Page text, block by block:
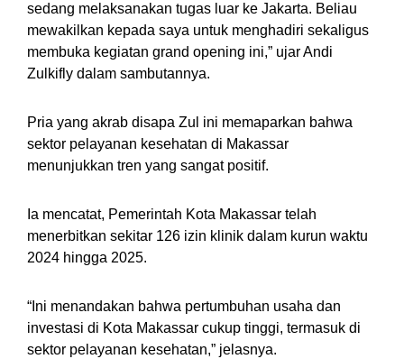
sedang melaksanakan tugas luar ke Jakarta. Beliau
mewakilkan kepada saya untuk menghadiri sekaligus
membuka kegiatan grand opening ini,” ujar Andi
Zulkifly dalam sambutannya.
Pria yang akrab disapa Zul ini memaparkan bahwa
sektor pelayanan kesehatan di Makassar
menunjukkan tren yang sangat positif.
Ia mencatat, Pemerintah Kota Makassar telah
menerbitkan sekitar 126 izin klinik dalam kurun waktu
2024 hingga 2025.
“Ini menandakan bahwa pertumbuhan usaha dan
investasi di Kota Makassar cukup tinggi, termasuk di
sektor pelayanan kesehatan,” jelasnya.